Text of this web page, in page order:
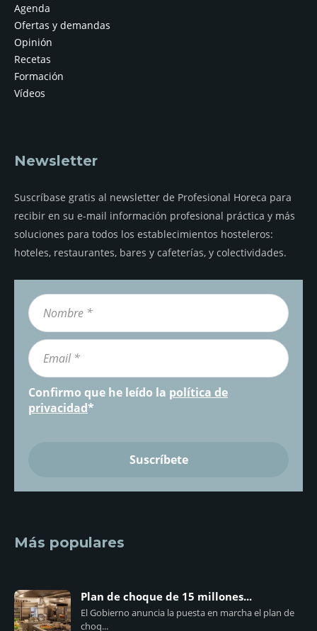
Agenda
Ofertas y demandas
Opinión
Recetas
Formación
Vídeos
Newsletter
Suscríbase gratis al newsletter de Profesional Horeca para
recibir en su e-mail información profesional práctica y más
soluciones para todos los establecimientos hosteleros:
hoteles, restaurantes, bares y cafeterías, y colectividades.
Confirmo que he leído la política de
privacidad*
Más populares
Plan de choque de 15 millones...
El Gobierno anuncia la puesta en marcha el plan de
choq...